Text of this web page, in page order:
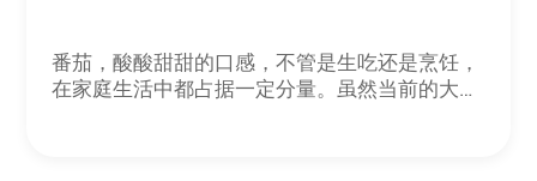
番茄，酸酸甜甜的口感，不管是生吃还是烹饪，
在家庭生活中都占据一定分量。虽然当前的大棚